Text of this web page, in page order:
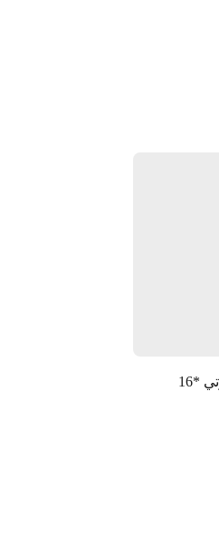
بونيني كبسولات فورتي *16